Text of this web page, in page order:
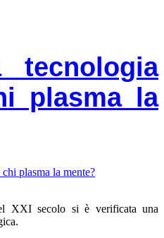
tecnologia
plasma la
XXI secolo si è verificata una